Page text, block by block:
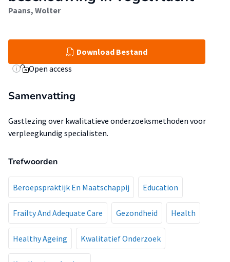
Paans, Wolter
Download Bestand
Open access
Samenvatting
Gastlezing over kwalitatieve onderzoeksmethoden voor
verpleegkundig specialisten.
Trefwoorden
Beroepspraktijk En Maatschappij Education
Frailty And Adequate Care Gezondheid Health
Healthy Ageing Kwalitatief Onderzoek